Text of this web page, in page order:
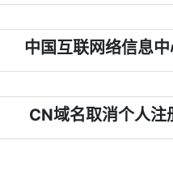
中国互联网络信息
CN域名取消个人注